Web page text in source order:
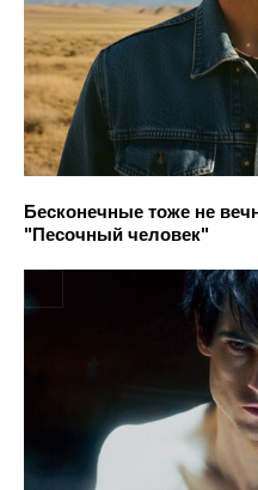
Бесконечные тоже не
"Песочный человек"